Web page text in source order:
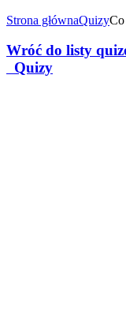
Strona głównaQuizyCo
Wróć do listy
Quizy